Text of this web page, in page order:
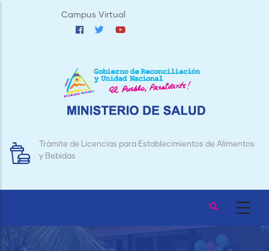
Campus Virtual
Trámite de Licencias para Establecimientos de Alimentos
y Bebidas